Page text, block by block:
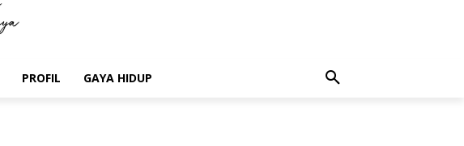
PROFIL GAYA HIDUP